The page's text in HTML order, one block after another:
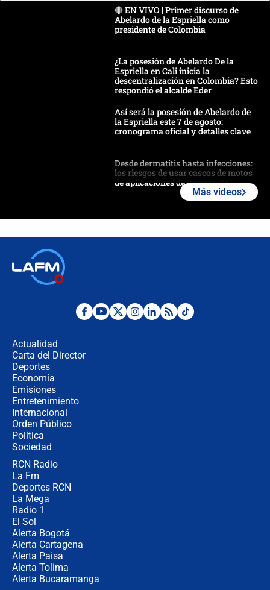
🔴 EN VIVO | Primer discurso de
Abelardo de la Espriella como
presidente de Colombia
¿La posesión de Abelardo De la
Espriella en Cali inicia la
descentralización en Colombia? Esto
respondió el alcalde Eder
Así será la posesión de Abelardo de
la Espriella este 7 de agosto:
cronograma oficial y detalles clave
Desde dermatitis hasta infecciones:
los riesgos de usar cascos de motos
de aplicaciones de transporte
Posesión de Abelardo De La Espriella
Más videos
Actualidad
Carta del Director
Deportes
Economía
Emisiones
Entretenimiento
Internacional
Orden Público
Política
Sociedad
RCN Radio
La Fm
Deportes RCN
La Mega
Radio 1
El Sol
Alerta Bogotá
Alerta Cartagena
Alerta Paisa
Alerta Tolima
Alerta Bucaramanga